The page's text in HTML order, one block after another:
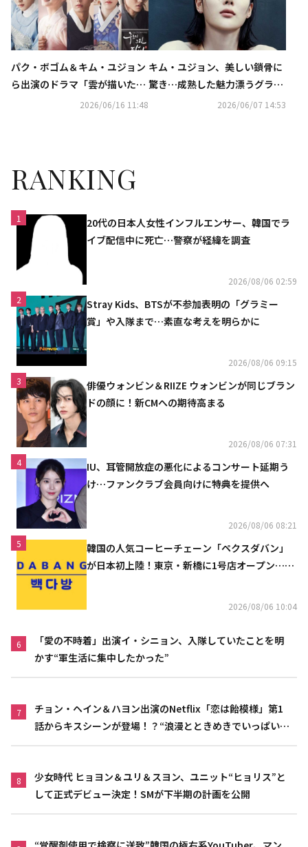
パク・ボゴム＆キム・ユジョン
ら出演のドラマ「雲が描いた月
明り」放送10周年を記念し特別
2026/06/16 11:48
キム・ユジョン、美しい鎖骨に
驚き…成熟した魅力漂うグラビ
2026/06/07 14:53
RANKING
1
20代の日本人女性インフルエンサー、韓国でラ
イブ配信中に死亡…警察が経緯を調査
2026/08/06 02:59
2
Stray Kids、BTSが不参加表明の「グラミー
賞」や入隊まで…素直な考えを明らかに
2026/08/06 09:15
3
俳優ウォンビン＆RIIZE ウォンビンが同じブラン
ドの顔に！新CMへの期待高まる
2026/08/06 07:31
4
IU、耳管開放症の悪化によるコンサート延期う
け…ファンクラブ会員向けに特典を提供へ
2026/08/06 08:21
5
韓国の人気コーヒーチェーン「ペクスダバン」
が日本初上陸！東京・新橋に1号店オープン…海
2026/08/06 10:04
6
「愛の不時着」出演イ・シニョン、入隊していたことを明
かす“軍生活に集中したかった”
7
チョン・ヘイン＆ハヨン出演のNetflix「恋は飴模様」第1
話からキスシーンが登場！？“浪漫とときめきでいっぱいの
8
少女時代 ヒョヨン＆ユリ＆スヨン、ユニット“ヒョリス”と
して正式デビュー決定！SMが下半期の計画を公開